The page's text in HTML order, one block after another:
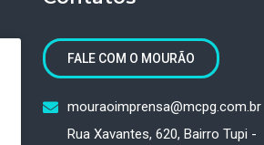
FALE COM O MOURÃO
mouraoimprensa@mcpg.com.br
Rua Xavantes, 620, Bairro Tupi -